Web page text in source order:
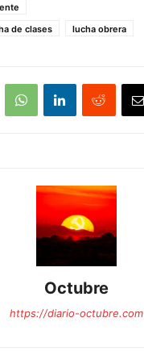
de clases lucha obrera
Octubre
https://diario-octubre.com